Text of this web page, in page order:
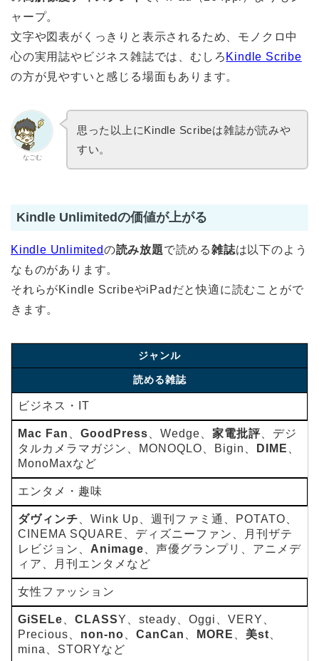
ャープ。
文字や図表がくっきりと表示されるため、モノクロ中
心の実用誌やビジネス雑誌では、むしろ Kindle Scribe
の方が見やすいと感じる場面もあります。
なごむ
思った以上にKindle Scribeは雑誌が読みや
すい。
Kindle Unlimitedの価値が上がる
Kindle Unlimitedの読み放題で読める雑誌は以下のよう
なものがあります。
それらがKindle ScribeやiPadだと快適に読むことがで
きます。
ジャンル
読める雑誌
ビジネス・IT
Mac Fan GoodPress 、Wedge、 家電批評 、デジ
タルカメラマガジン、MONOQLO、Bigin、
DIME
MonoMaxなど
エンタメ・趣味
ダヴィンチ 、Wink Up、週刊ファミ通、POTATO、
CINEMA SQUARE、ディズニーファン、月刊ザテ
レビジョン、 Animage 、声優グランプリ、アニメデ
ィア、月刊エンタメなど
女性ファッション
GiSELe CLASSY、steady、Oggi、VERY、
Precious、 non-no CanCan MORE 美st
mina、STORYなど